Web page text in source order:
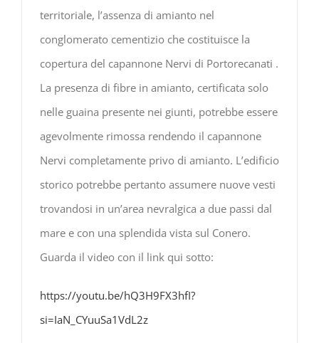
territoriale, l’assenza di amianto nel
conglomerato cementizio che costituisce la
copertura del capannone Nervi di Portorecanati .
La presenza di fibre in amianto, certificata solo
nelle guaina presente nei giunti, potrebbe essere
agevolmente rimossa rendendo il capannone
Nervi completamente privo di amianto. L’edificio
storico potrebbe pertanto assumere nuove vesti
trovandosi in un’area nevralgica a due passi dal
mare e con una splendida vista sul Conero.
Guarda il video con il link qui sotto:
https://youtu.be/hQ3H9FX3hfI?
si=IaN_CYuuSa1VdL2z